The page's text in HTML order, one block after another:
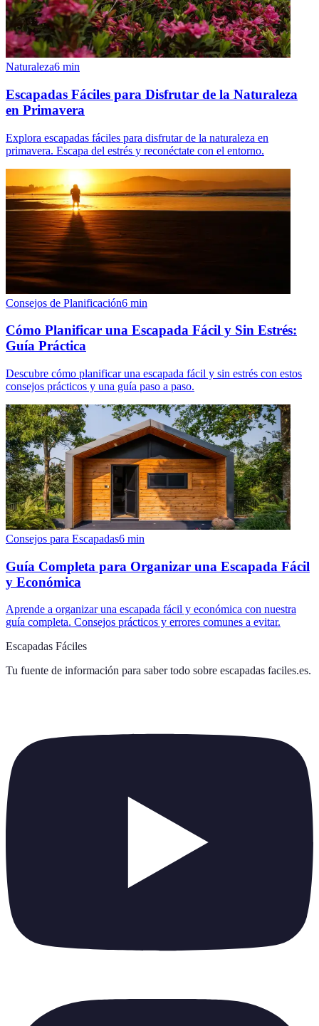
Naturaleza6 min
Escapadas Fáciles para Disfrutar de la Naturaleza
en Primavera
Explora escapadas fáciles para disfrutar de la naturaleza en
primavera. Escapa del estrés y reconéctate con el entorno.
Consejos de Planificación6 min
Cómo Planificar una Escapada Fácil y Sin Estrés:
Guía Práctica
Descubre cómo planificar una escapada fácil y sin estrés con estos
consejos prácticos y una guía paso a paso.
Consejos para Escapadas6 min
Guía Completa para Organizar una Escapada Fácil
y Económica
Aprende a organizar una escapada fácil y económica con nuestra
guía completa. Consejos prácticos y errores comunes a evitar.
Escapadas Fáciles
Tu fuente de información para saber todo sobre escapadas faciles.es.